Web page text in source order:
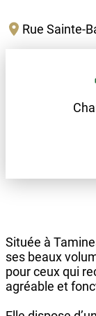
Rue Sainte-
Située à
ses beaux
pour ceux qui
agréable et